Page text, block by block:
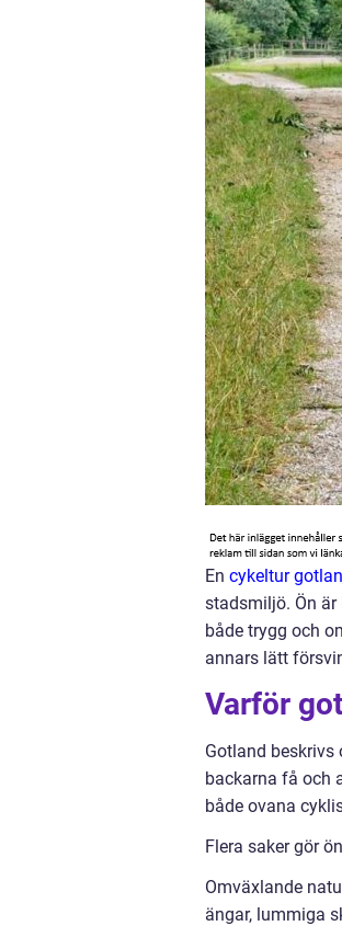
En cykeltur
stadsmiljö. Ön är
både trygg och
annars lätt
Varför
Gotland beskrivs
backarna få och
både ovana
Flera saker gör
Omväxlande
ängar, lummiga